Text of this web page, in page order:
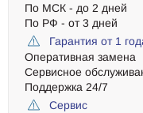
По МСК - до 2 дней
По РФ - от 3 дней
Гарантия от 1
Оперативная замена
Сервисное
Поддержка 24/7
Сервис